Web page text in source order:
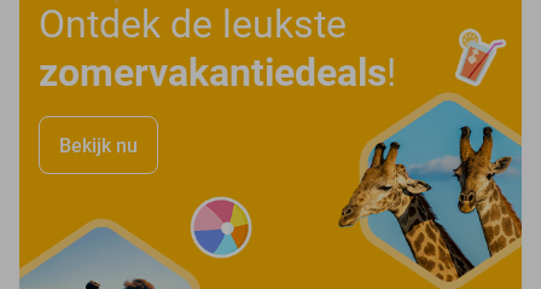
Ontdek de leukste
zomervakantiedeals!
Bekijk nu